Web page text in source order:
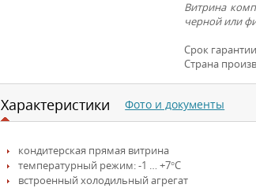
Витрина
черной или
Срок
Страна
Характеристики
кондитерская прямая витрина
температурный режим: -1 … +7°С
встроенный холодильный агрегат
Фото и документы